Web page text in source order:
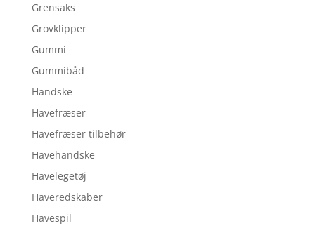
Grensaks
Grovklipper
Gummi
Gummibåd
Handske
Havefræser
Havefræser tilbehør
Havehandske
Havelegetøj
Haveredskaber
Havespil